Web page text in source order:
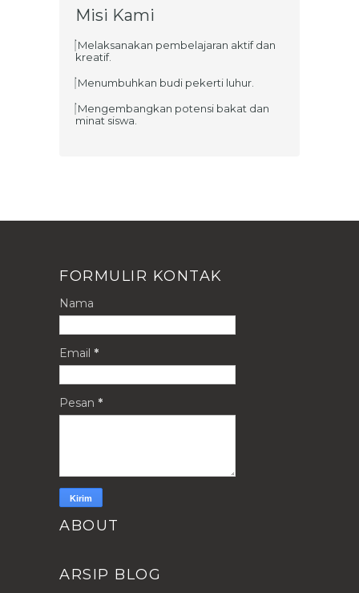
Misi Kami
Melaksanakan pembelajaran aktif dan
kreatif.
Menumbuhkan budi pekerti luhur.
Mengembangkan potensi bakat dan
minat siswa.
FORMULIR KONTAK
Nama
Email *
Pesan *
ABOUT
ARSIP BLOG